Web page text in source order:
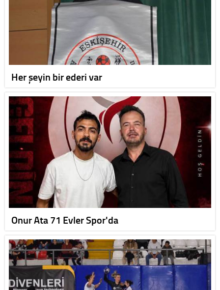
Her şeyin bir ederi var
Onur Ata 71 Evler Spor'da